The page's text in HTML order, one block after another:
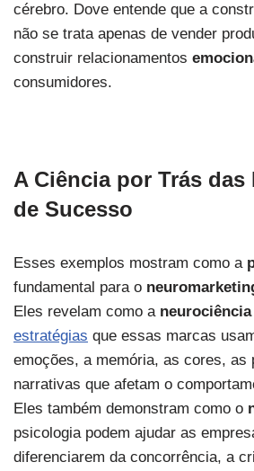
cérebro. Dove entende que a
não se trata apenas de vender
construir relacionamentos
consumidores.
A Ciência por Trás das
de Sucesso
Esses exemplos mostram como a
fundamental para o
Eles revelam como aneurociência
estratégias que essas marcas
emoções, a memória, as cores, as
narrativas que afetam o
Eles também demonstram como o
psicologia podem ajudar as
diferenciarem da concorrência, a